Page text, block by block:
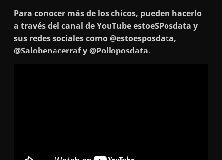
Para conocer más de los chicos, pueden hacerlo
a través del canal de YouTube estoeSPosdata y
sus redes sociales como @estoesposdata,
@Salobenacerraf y @Polloposdata.